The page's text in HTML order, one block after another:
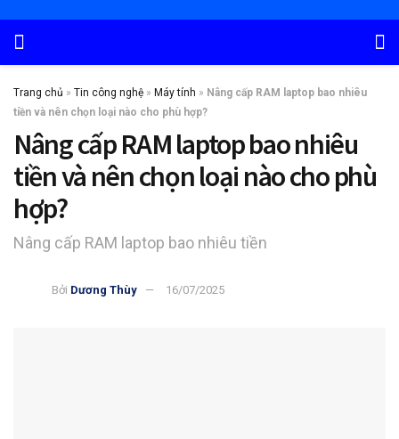
Trang chủ » Tin công nghệ » Máy tính » Nâng cấp RAM laptop bao nhiêu
tiền và nên chọn loại nào cho phù hợp?
Nâng cấp RAM laptop bao nhiêu
tiền và nên chọn loại nào cho phù
hợp?
Nâng cấp RAM laptop bao nhiêu tiền
Bởi Dương Thùy 16/07/2025